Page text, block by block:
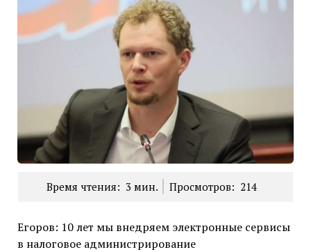
Время чтения: 3 мин. Просмотров: 214
Егоров: 10 лет мы внедряем электронные сервисы
в налоговое администрирование